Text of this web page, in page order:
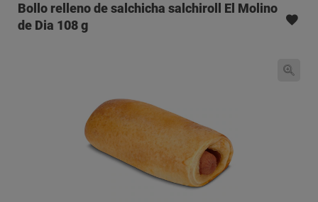
Bollo relleno de salchicha salchiroll El Molino
de Dia 108 g